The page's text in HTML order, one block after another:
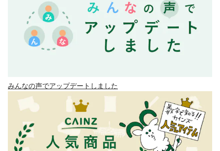
みんなの声でアップデートしました